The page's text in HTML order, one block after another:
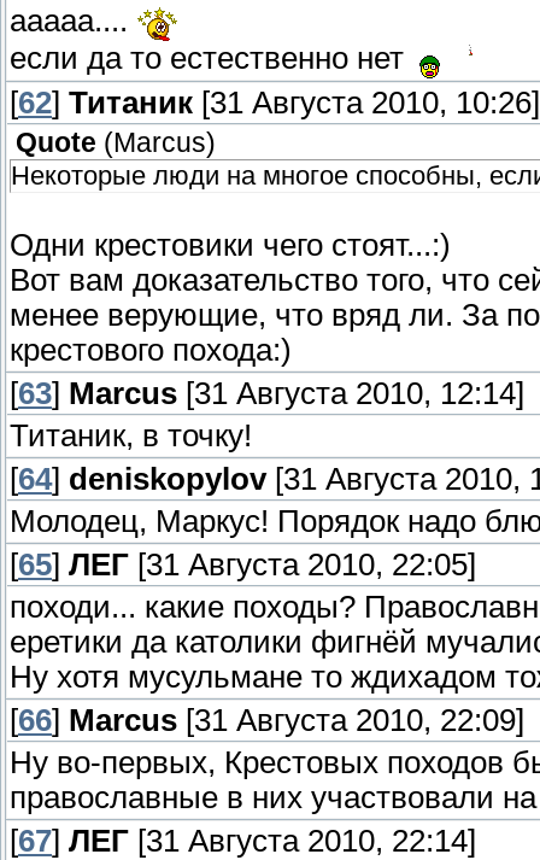
ааааа....
если да то естественно нет
[62] Титаник [31 Августа 2010, 10:26]
Quote (Marcus)
Некоторые люди на многое способны,
Одни крестовики чего стоят...:)
Вот вам доказательство того, что
менее верующие, что вряд ли. За
крестового похода:)
[63] Marcus [31 Августа 2010, 12:14]
Титаник, в точку!
[64] deniskopylov[31 Августа 2010,
Молодец, Маркус! Порядок надо
[65] ЛЕГ [31 Августа 2010, 22:05]
походи... какие походы?
еретики да католики фигнёй
Ну хотя мусульмане то ждихадом
[66] Marcus [31 Августа 2010, 22:09]
Ну во-первых, Крестовых походов
православные в них участвовали
[67] ЛЕГ [31 Августа 2010, 22:14]